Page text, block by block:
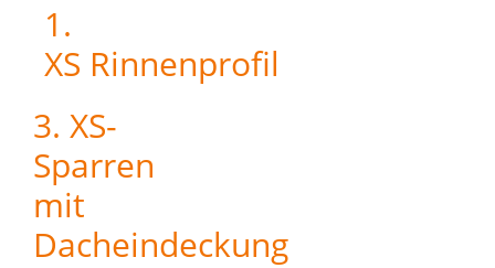
1.
XS Rinnenprofil
3. XS-
Sparren
mit
Dacheindeckung